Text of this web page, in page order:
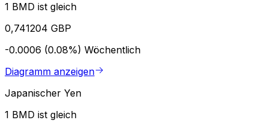
1 BMD ist gleich
0,741204 GBP
-0.0006 (0.08%) Wöchentlich
Diagramm anzeigen
Japanischer Yen
1 BMD ist gleich